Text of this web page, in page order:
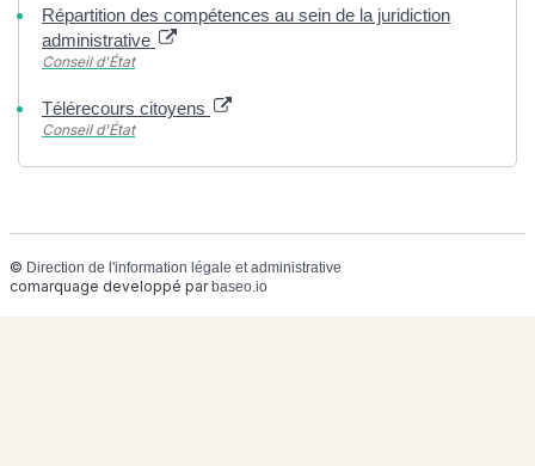
Répartition des compétences au sein de la juridiction
administrative
Conseil d'État
Télérecours citoyens
Conseil d'État
© Direction de l'information légale et administrative
comarquage developpé parbaseo.io